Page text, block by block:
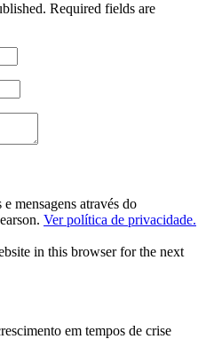
Required fields are
mensagens através do
Ver política de privacidade.
in this browser for the next